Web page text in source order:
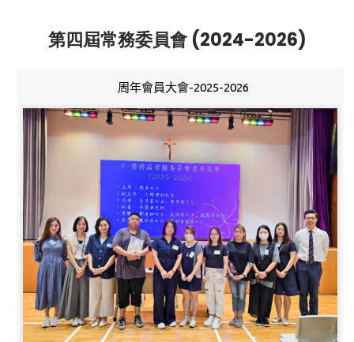
第四屆常務委員會 (2024-2026)
周年會員大會-2025-2026